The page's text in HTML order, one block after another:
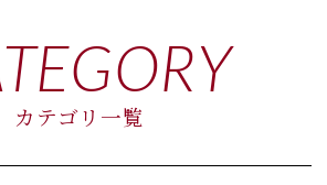
カテゴリ一覧